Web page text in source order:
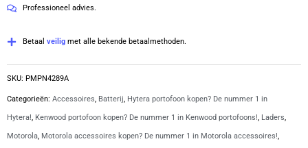
PMPN4289A
Professioneel advies.
Betaal veilig met alle bekende betaalmethoden.
SKU: PMPN4289A
Categorieën: Accessoires Batterij Hytera portofoon kopen? De nummer 1 in
Hytera! Kenwood portofoon kopen? De nummer 1 in Kenwood portofoons! Laders
Motorola Motorola accessoires kopen? De nummer 1 in Motorola accessoires!